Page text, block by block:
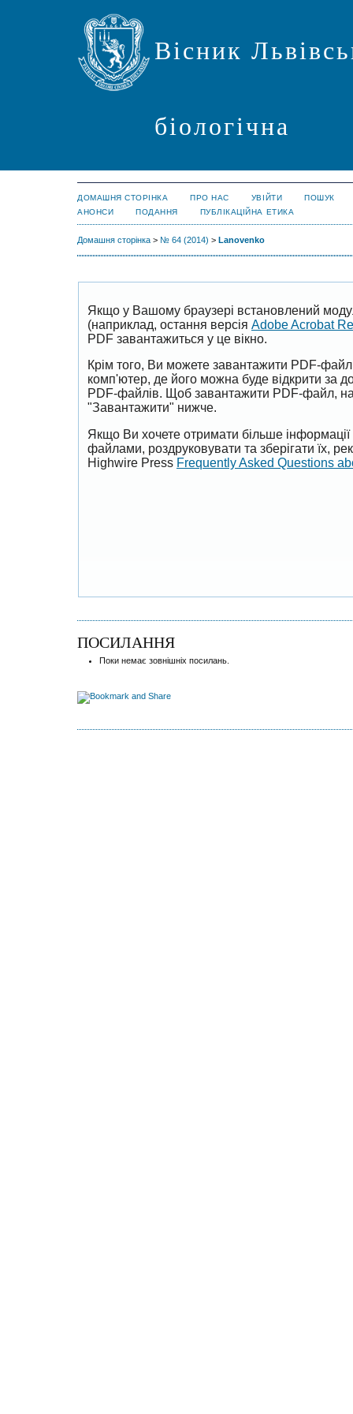
Вісник
біологічна
ДОМАШНЯ СТОРІНКА ПРО НАС УВІЙТИ
ПОШУК
АНОНСИ
ПОДАННЯ ПУБЛІКАЦІЙНА ЕТИКА
Домашня сторінка > № 64 (2014) > Lanovenko
Якщо у Вашому браузері встановлений
(наприклад, остання версія Adobe Acrobat
PDF завантажиться у це вікно.
Крім того, Ви можете завантажити PDF-
комп'ютер, де його можна буде відкрити за
PDF-файлів. Щоб завантажити PDF-файл,
"Завантажити" нижче.
Якщо Ви хочете отримати більше
файлами, роздруковувати та зберігати їх,
Highwire Press Frequently Asked Questions
ПОСИЛАННЯ
Поки немає зовнішніх посилань.